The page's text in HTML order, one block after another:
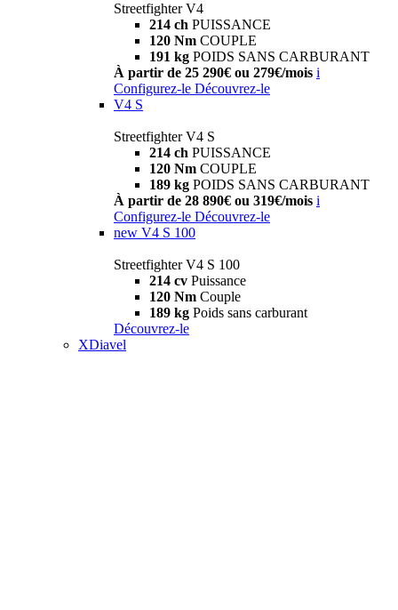
Streetfighter V4
214 ch PUISSANCE
120 Nm COUPLE
191 kg POIDS SANS CARBURANT
À partir de 25 290€ ou 279€/mois i
Configurez-le Découvrez-le
V4 S
Streetfighter V4 S
214 ch PUISSANCE
120 Nm COUPLE
189 kg POIDS SANS CARBURANT
À partir de 28 890€ ou 319€/mois i
Configurez-le Découvrez-le
new V4 S 100
Streetfighter V4 S 100
214 cv Puissance
120 Nm Couple
189 kg Poids sans carburant
Découvrez-le
XDiavel